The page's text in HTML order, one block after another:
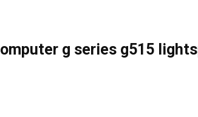
g series g515